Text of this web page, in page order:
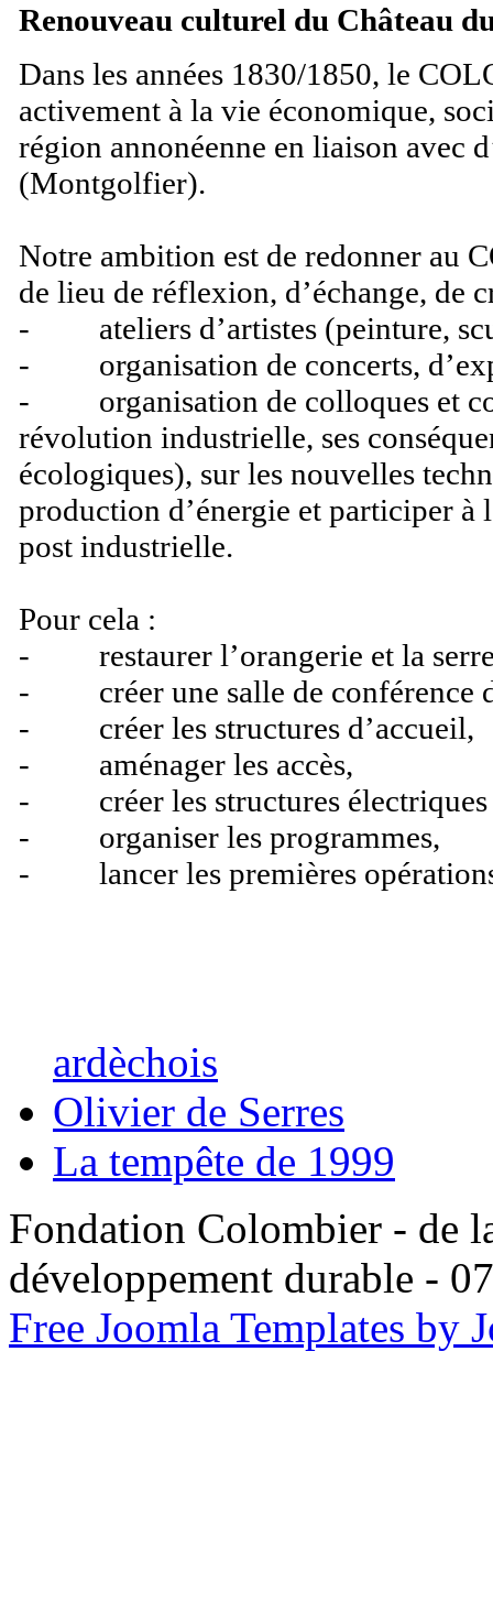
Renouveau culturel du Château
Dans les années 1830/1850, le
activement à la vie économique,
région annonéenne en liaison avec
(Montgolfier).
Notre ambition est de redonner au
de lieu de réflexion, d’échange, de
- ateliers d’artistes (peinture,
- organisation de concerts,
- organisation de colloques et
révolution industrielle, ses
écologiques), sur les nouvelles
production d’énergie et participer à
post industrielle.
Pour cela :
- restaurer l’orangerie et la
- créer une salle de conférence
- créer les structures d’accueil,
- aménager les accès,
- créer les structures électriques
- organiser les programmes,
- lancer les premières
ardèchois
Olivier de Serres
La tempête de 1999
Fondation Colombier - de
développement durable -
Free Joomla Templates by